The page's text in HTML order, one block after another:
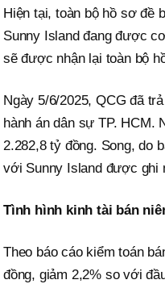
Hiện tại, toàn bộ hồ sơ đề
Sunny Island đang được
sẽ được nhận lại toàn bộ
Ngày 5/6/2025, QCG đã
hành án dân sự TP. HCM.
2.282,8 tỷ đồng. Song, do
với Sunny Island được ghi
Tình hình kinh tài bán
Theo báo cáo kiểm toán
đồng, giảm 2,2% so với